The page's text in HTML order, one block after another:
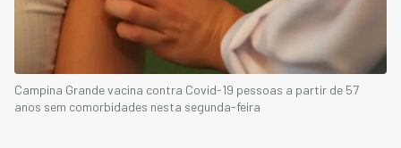
Campina Grande vacina contra Covid-19 pessoas a partir de 57
anos sem comorbidades nesta segunda-feira